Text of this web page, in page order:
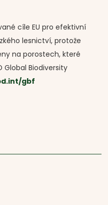
cíle EU pro efektivní
lesnictví, protože
na porostech, které
Global Biodiversity
gbf